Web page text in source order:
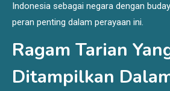
Indonesia sebagai negara dengan
peran penting dalam perayaan ini.
Ragam Tarian
Ditampilkan